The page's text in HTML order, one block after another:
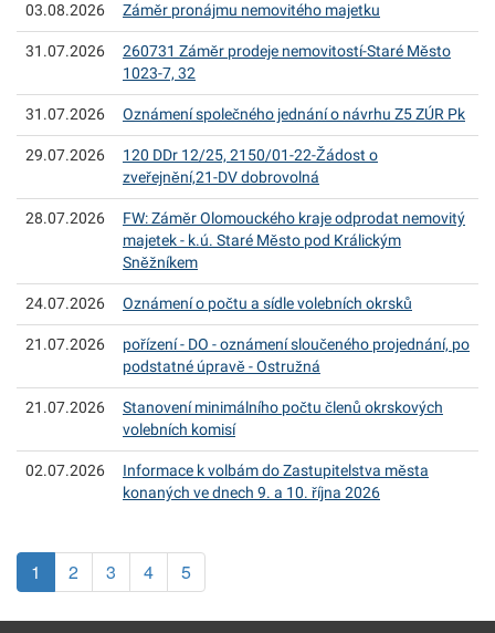
03.08.2026 Záměr pronájmu nemovitého majetku
31.07.2026
260731 Záměr prodeje nemovitostí-Staré Město
1023-7, 32
31.07.2026 Oznámení společného jednání o návrhu Z5 ZÚR Pk
29.07.2026
120 DDr 12/25, 2150/01-22-Žádost o
zveřejnění,21-DV dobrovolná
28.07.2026
FW: Záměr Olomouckého kraje odprodat nemovitý
majetek - k.ú. Staré Město pod Králickým
Sněžníkem
24.07.2026 Oznámení o počtu a sídle volebních okrsků
21.07.2026
pořízení - DO - oznámení sloučeného projednání, po
podstatné úpravě - Ostružná
21.07.2026
Stanovení minimálního počtu členů okrskových
volebních komisí
02.07.2026
Informace k volbám do Zastupitelstva města
konaných ve dnech 9. a 10. října 2026
1 (aktuální)
2 3 4 5